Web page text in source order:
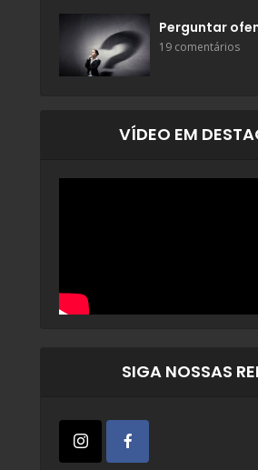
Perguntar
19 comentários
VÍDEO EM
SIGA NOSSAS